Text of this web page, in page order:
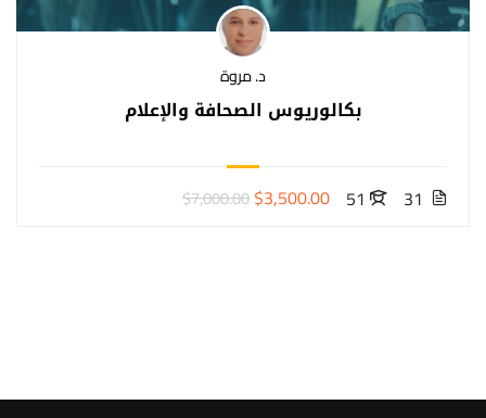
د. مروة
بكالوريوس الصحافة والإعلام
31
51
$7,000.00$3,500.00